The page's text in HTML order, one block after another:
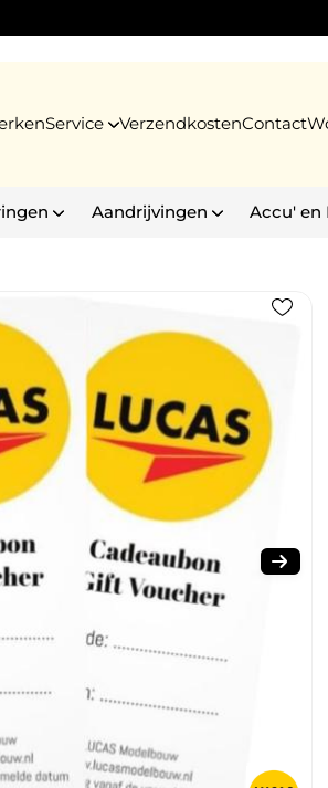
Service VerzendkostenContact
Aandrijvingen Accu' en